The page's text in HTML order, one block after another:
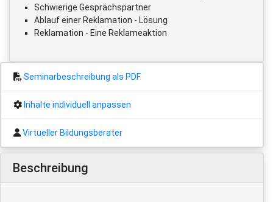
Schwierige Gesprächspartner
Ablauf einer Reklamation - Lösung
Reklamation - Eine Reklameaktion
Seminarbeschreibung als PDF
Inhalte individuell anpassen
Virtueller Bildungsberater
Beschreibung